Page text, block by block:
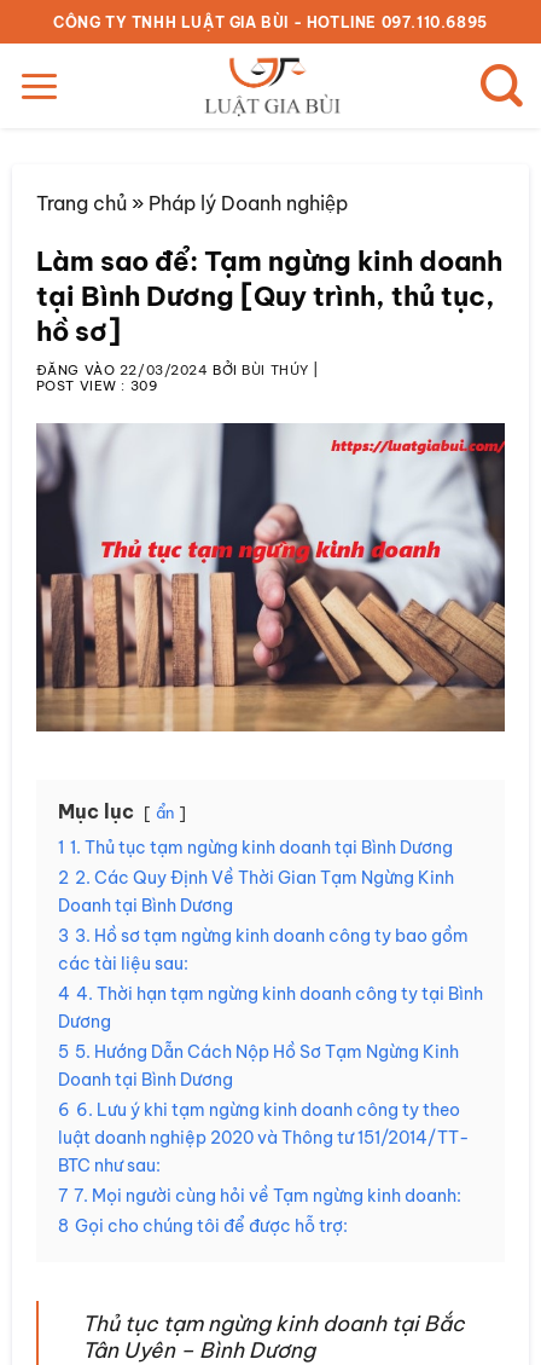
qua
nội
dung
CÔNG TY TNHH LUẬT GIA BÙI - HOTLINE 097.110.6895
Trang chủ» Pháp lý Doanh nghiệp
Làm sao để: Tạm ngừng kinh doanh
tại Bình Dương [Quy trình, thủ tục,
hồ sơ]
ĐĂNG VÀO 22/03/2024 BỞIBÙI THÚY
POST VIEW : 309
Mục lục ẩn
1 1. Thủ tục tạm ngừng kinh doanh tại Bình Dương
2 2. Các Quy Định Về Thời Gian Tạm Ngừng Kinh
Doanh tại Bình Dương
3 3. Hồ sơ tạm ngừng kinh doanh công ty bao gồm
các tài liệu sau:
4 4. Thời hạn tạm ngừng kinh doanh công ty tại Bình
Dương
5 5. Hướng Dẫn Cách Nộp Hồ Sơ Tạm Ngừng Kinh
Doanh tại Bình Dương
6 6. Lưu ý khi tạm ngừng kinh doanh công ty theo
luật doanh nghiệp 2020 và Thông tư 151/2014/TT-
BTC như sau:
7 7. Mọi người cùng hỏi về Tạm ngừng kinh doanh:
8 Gọi cho chúng tôi để được hỗ trợ:
Thủ tục tạm ngừng kinh doanh tại Bắc
Tân Uyên – Bình Dương